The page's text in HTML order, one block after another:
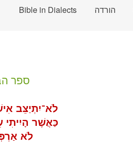
הורדה Bible in Dialects
ספר
לֹא